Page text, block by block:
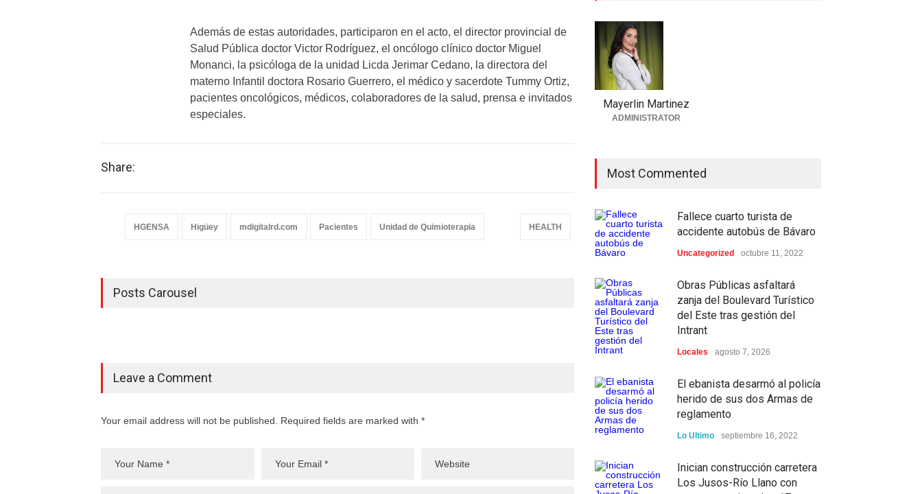
Además de estas autoridades, participaron en el acto, el director provincial de
Salud Pública doctor Victor Rodríguez, el oncólogo clínico doctor Miguel
Monanci, la psicóloga de la unidad Licda Jerimar Cedano, la directora del
materno Infantil doctora Rosario Guerrero, el médico y sacerdote Tummy Ortiz,
pacientes oncológicos, médicos, colaboradores de la salud, prensa e invitados
especiales.
Share:
HGENSA Higüey mdigitalrd.com Pacientes Unidad de Quimioterapia HEALTH
Posts Carousel
Leave a Comment
Your email address will not be published. Required fields are marked with *
Mayerlin Martinez
ADMINISTRATOR
Most Commented
Fallece cuarto turista de
accidente autobús de Bávaro
Uncategorized octubre 11, 2022
Obras Públicas asfaltará
zanja del Boulevard Turístico
del Este tras gestión del
Intrant
Locales agosto 7, 2026
El ebanista desarmó al policía
herido de sus dos Armas de
reglamento
Lo Ultimo septiembre 16, 2022
Inician construcción carretera
Los Jusos-Río Llano con